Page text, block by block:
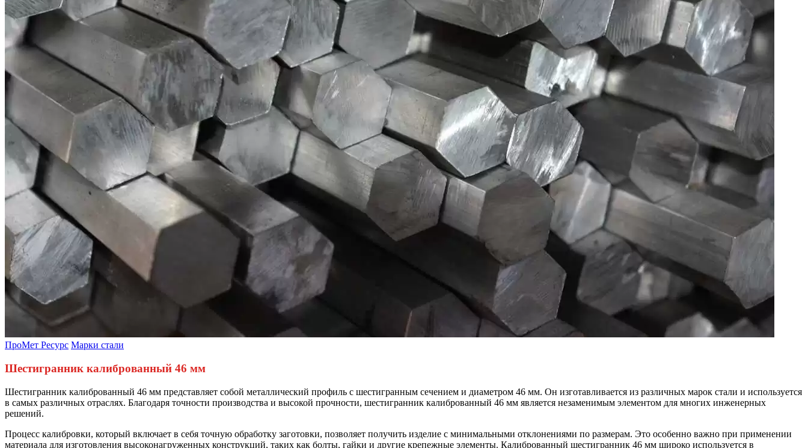
ПроМет Ресурс Марки стали
Шестигранник калиброванный 46 мм
Шестигранник калиброванный 46 мм представляет собой металлический профиль с шестигранным сечением и диаметром 46 мм. Он изготавливается из различных марок стали и используется
в самых различных отраслях. Благодаря точности производства и высокой прочности, шестигранник калиброванный 46 мм является незаменимым элементом для многих инженерных
решений.
Процесс калибровки, который включает в себя точную обработку заготовки, позволяет получить изделие с минимальными отклонениями по размерам. Это особенно важно при применении
материала для изготовления высоконагруженных конструкций, таких как болты, гайки и другие крепежные элементы. Калиброванный шестигранник 46 мм широко используется в